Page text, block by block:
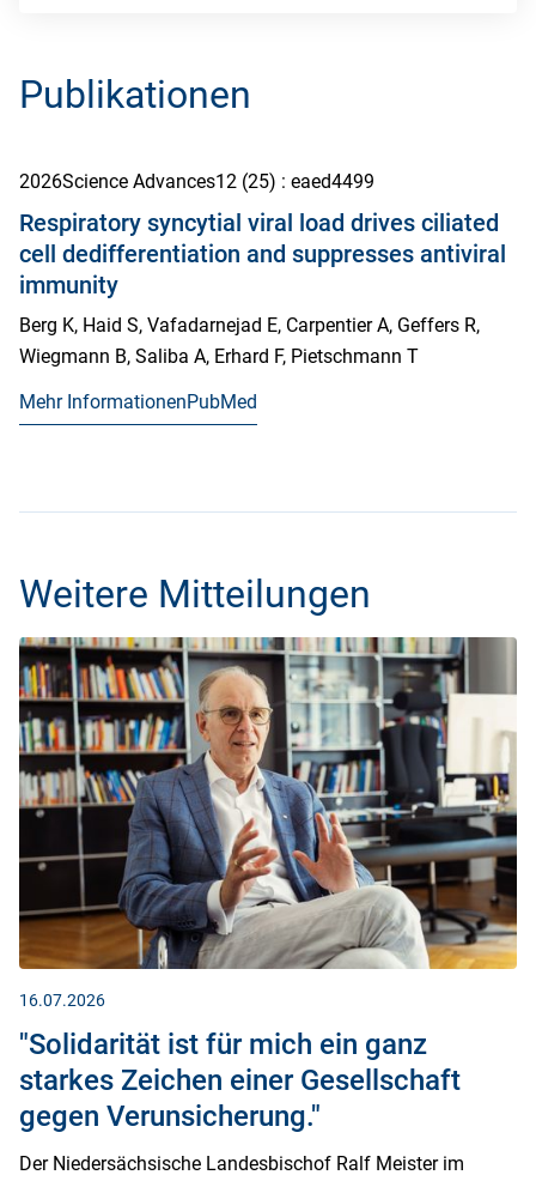
Publikationen
2026Science Advances12 (25) : eaed4499
Respiratory syncytial viral load drives ciliated
cell dedifferentiation and suppresses antiviral
immunity
Berg K, Haid S, Vafadarnejad E, Carpentier A, Geffers R,
Wiegmann B, Saliba A, Erhard F, Pietschmann T
Mehr InformationenPubMed
Weitere Mitteilungen
16.07.2026
"Solidarität ist für mich ein ganz
starkes Zeichen einer Gesellschaft
gegen Verunsicherung."
Der Niedersächsische Landesbischof Ralf Meister im